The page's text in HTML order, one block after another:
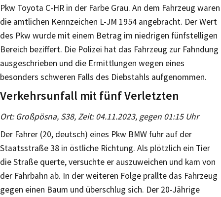
Pkw Toyota C-HR in der Farbe Grau. An dem Fahrzeug waren
die amtlichen Kennzeichen L-JM 1954 angebracht. Der Wert
des Pkw wurde mit einem Betrag im niedrigen fünfstelligen
Bereich beziffert. Die Polizei hat das Fahrzeug zur Fahndung
ausgeschrieben und die Ermittlungen wegen eines
besonders schweren Falls des Diebstahls aufgenommen.
Verkehrsunfall mit fünf Verletzten
Ort: Großpösna, S38, Zeit: 04.11.2023, gegen 01:15 Uhr
Der Fahrer (20, deutsch) eines Pkw BMW fuhr auf der
Staatsstraße 38 in östliche Richtung. Als plötzlich ein Tier
die Straße querte, versuchte er auszuweichen und kam von
der Fahrbahn ab. In der weiteren Folge prallte das Fahrzeug
gegen einen Baum und überschlug sich. Der 20-Jährige